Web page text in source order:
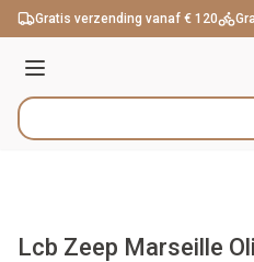
Ga naar de inhoud
Gratis verzending vanaf € 120
Menu
Product, merk, categorie...
Lcb Zeep Marseille